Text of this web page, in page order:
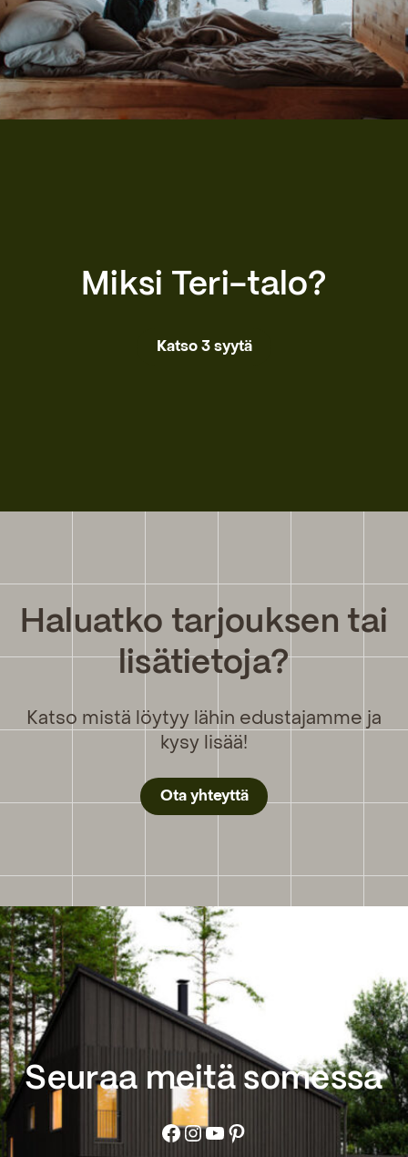
Miksi Teri-talo?
Katso 3 syytä
Haluatko tarjouksen tai
lisätietoja?
Katso mistä löytyy lähin edustajamme ja
kysy lisää!
Ota yhteyttä
Seuraa meitä somessa
Facebook
Instagram
YouTube
Pinterest